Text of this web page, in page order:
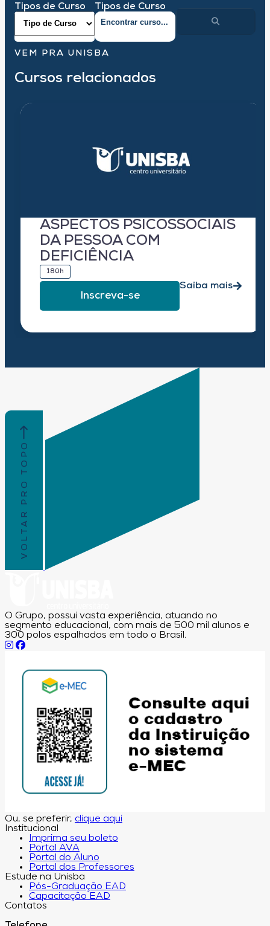
Tipos de Curso Tipos de Curso
VEM PRA UNISBA
Cursos relacionados
ASPECTOS PSICOSSOCIAIS
DA PESSOA COM
DEFICIÊNCIA
180h
Inscreva-se
Saiba mais
VOLTAR PRO TOPO
O Grupo, possui vasta experiência, atuando no
segmento educacional, com mais de 500 mil alunos e
300 polos espalhados em todo o Brasil.
Ou, se preferir, clique aqui
Institucional
Imprima seu boleto
Portal AVA
Portal do Aluno
Portal dos Professores
Estude na Unisba
Pós-Graduação EAD
Capacitação EAD
Contatos